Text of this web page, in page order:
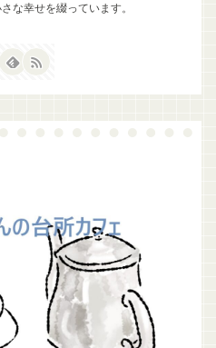
な幸せを綴っています。